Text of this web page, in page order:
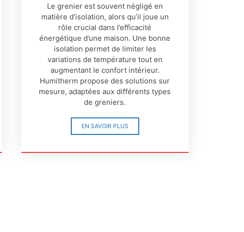
Le grenier est souvent négligé en
matière d’isolation, alors qu’il joue un
rôle crucial dans l’efficacité
énergétique d’une maison. Une bonne
isolation permet de limiter les
variations de température tout en
augmentant le confort intérieur.
Humitherm propose des solutions sur
mesure, adaptées aux différents types
de greniers.
EN SAVOIR PLUS